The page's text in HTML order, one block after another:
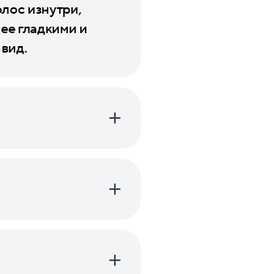
изнутри,
гладкими и